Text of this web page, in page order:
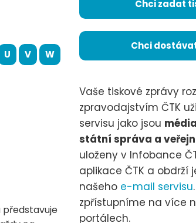
U V
W
představuje
Chci zadat
Chci
Vaše tiskové zprávy
zpravodajstvím ČTK
servisu jako jsou
státní správa a
uloženy v Infobance
aplikace ČTK a
našeho e-mail servisu
zpřístupníme na více
portálech.